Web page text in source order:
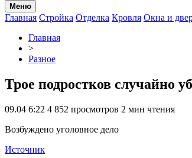
Меню
Главная Стройка Отделка Кровля Окна и
Главная
>
Разное
Трое подростков случайно
09.04 6:22 4 852 просмотров 2 мин чтения
Возбуждено уголовное дело
Источник